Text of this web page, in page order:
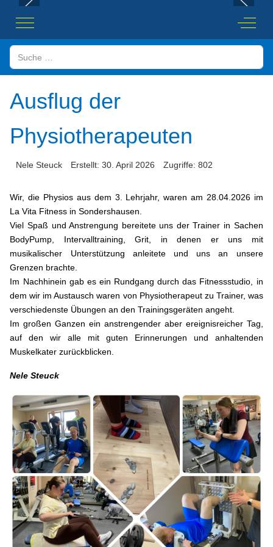
Mobile Menu Toggle Off-
Suchen
Ausflug der
Physiotherapeuten
Nele Steuck Erstellt: 30. April 2026 Zugriffe: 802
Wir, die Physios aus dem 3. Lehrjahr, waren am 28.04.2026 im
La Vita Fitness in Sondershausen.
Viel Spaß und Anstrengung bereitete uns der Trainer in Sachen
BodyPump, Intervalltraining, Grit, in denen er uns mit
musikalischer Unterstützung anleitete und uns an unsere
Grenzen brachte.
Im Nachhinein gab es ein Rundgang durch das Fitnessstudio, in
dem wir im Austausch waren von Physiotherapeut zu Trainer, was
verschiedenste Übungen an den Trainingsgeräten angeht.
Im großen Ganzen ein anstrengender aber ereignisreicher Tag,
auf den wir alle mit guten Erinnerungen und anhaltenden
Muskelkater zurückblicken.
Nele Steuck